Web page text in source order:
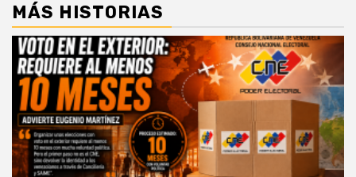
MÁS HISTORIAS